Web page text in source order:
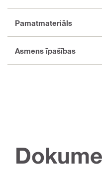
Pamatmateriāls
Asmens īpašības